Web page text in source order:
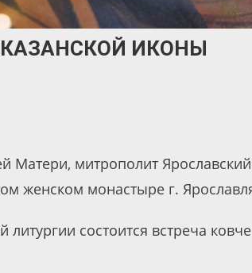
ИКОНЫ
Матери, митрополит
женском монастыре г.
состоится встреча